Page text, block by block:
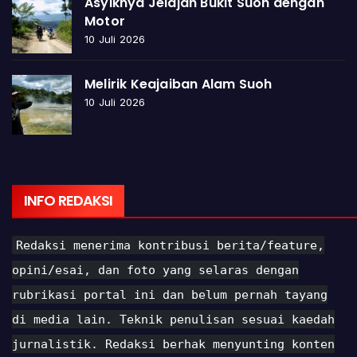
Motor
10 Juli 2026
Melirik Keajaiban Alam Suoh
10 Juli 2026
INFO REDAKSI
Redaksi menerima kontribusi berita/feature,
opini/esai, dan foto yang selaras dengan
rubrikasi portal ini dan belum pernah tayang
di media lain. Teknik penulisan sesuai kaedah
jurnalistik. Redaksi berhak menyunting konten